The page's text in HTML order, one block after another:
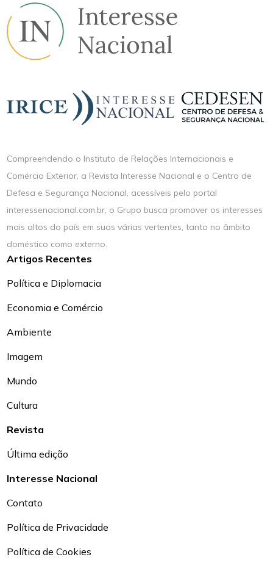
Compreendendo o Instituto de Relações Internacionais e
Comércio Exterior, a Revista Interesse Nacional e o Centro de
Defesa e Segurança Nacional, acessíveis pelo portal
interessenacional.com.br, o Grupo busca promover os interesses
mais altos do país em suas várias vertentes, tanto no âmbito
doméstico como externo.
Artigos Recentes
Política e Diplomacia
Economia e Comércio
Ambiente
Imagem
Mundo
Cultura
Revista
Última edição
Interesse Nacional
Contato
Política de Privacidade
Política de Cookies